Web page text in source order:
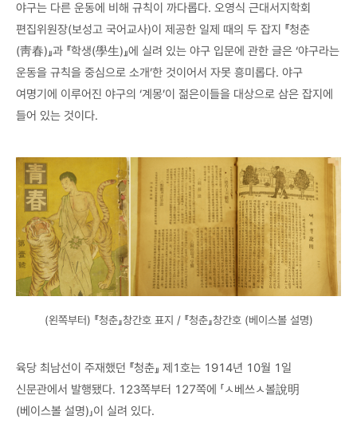
야구는 다른 운동에 비해 규칙이 까다롭다. 오영식 근대서지학회
편집위원장(보성고 국어교사)이 제공한 일제 때의 두 잡지 『청춘
(靑春)』과 『학생(學生)』에 실려 있는 야구 입문에 관한 글은 ‘야구라는
운동을 규칙을 중심으로 소개’한 것이어서 자못 흥미롭다. 야구
여명기에 이루어진 야구의 ‘계몽’이 젊은이들을 대상으로 삼은 잡지에
들어 있는 것이다.
(왼쪽부터) 『청춘』창간호 표지 / 『청춘』창간호 (베이스볼 설명)
육당 최남선이 주재했던 『청춘』 제1호는 1914년 10월 1일
신문관에서 발행됐다. 123쪽부터 127쪽에 「ㅅ베쓰ㅅ볼說明
(베이스볼 설명)」이 실려 있다.